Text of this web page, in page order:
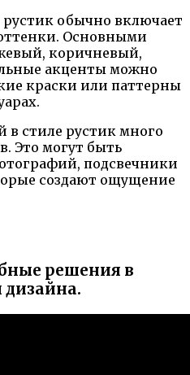
рустик обычно включает
Основными
коричневый,
акценты можно
краски или паттерны
в стиле рустик много
Это могут быть
подсвечники
создают ощущение
решения в
дизайна.